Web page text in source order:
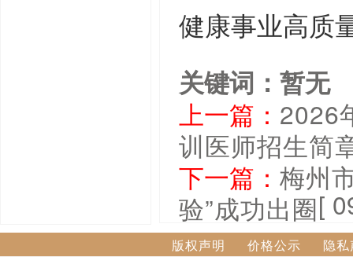
健康事业高质
关键词：暂无
上一篇： 2026
训医师招生简
下一篇： 梅州
验”成功出圈[
版权声明 价格公示 隐